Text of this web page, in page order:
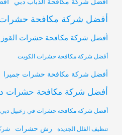
أفضل شركة مكافحة
أفضل شركة مكافحة حشرات القوز
أفضل شركة مكافحة حشرات الكويت
أفضل شركة مكافحة حشرات جميرا
أفضل شركة مكافحة حشرات
أفضل شركة مكافحة حشرات في زعبيل دبي
تنظيف الفلل الجديدة رش حشرات